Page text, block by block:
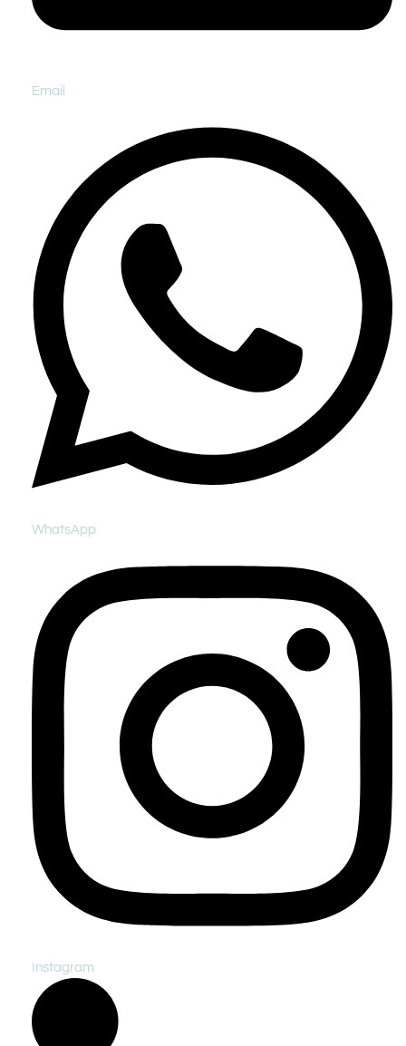
Email
WhatsApp
Instagram